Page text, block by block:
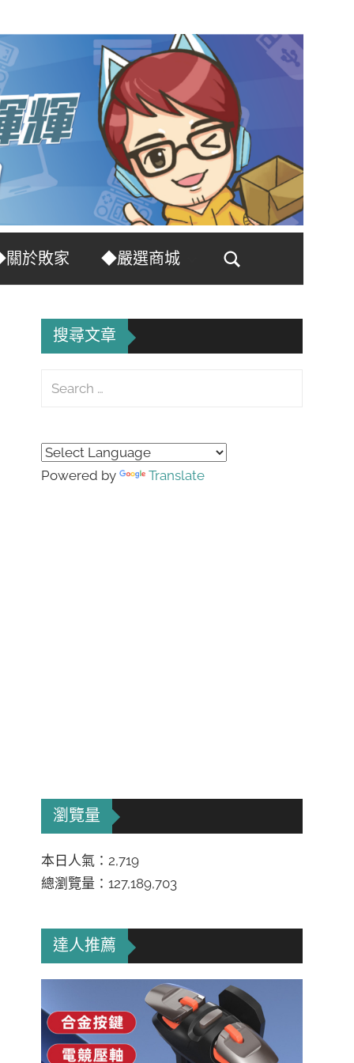
於敗家
◆嚴選商城
Search
搜尋文章
Search
Powered by Translate
瀏覽量
本日人氣：2,719
總瀏覽量：127,189,703
達人推薦